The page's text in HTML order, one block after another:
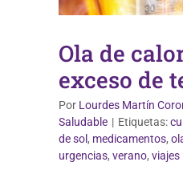
Ola de
exceso de
Por Lourdes Martín
Saludable | Etiquetas:
de sol , medicamentos,
urgencias, verano, viajes